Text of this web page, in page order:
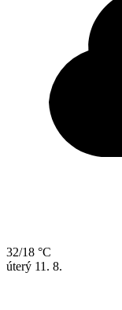
32/18 °C
úterý 11. 8.